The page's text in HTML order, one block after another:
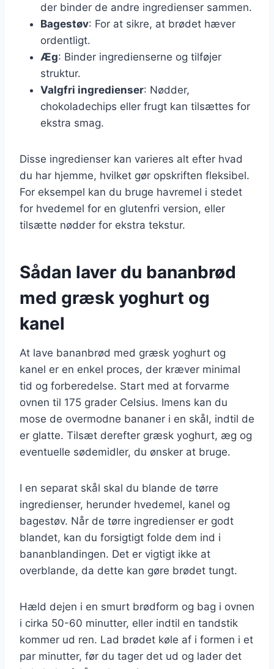
der binder de andre ingredienser sammen.
Bagestøv: For at sikre, at brødet hæver
ordentligt.
Æg: Binder ingredienserne og tilføjer
struktur.
Valgfri ingredienser: Nødder,
chokoladechips eller frugt kan tilsættes for
ekstra smag.
Disse ingredienser kan varieres alt efter hvad
du har hjemme, hvilket gør opskriften fleksibel.
For eksempel kan du bruge havremel i stedet
for hvedemel for en glutenfri version, eller
tilsætte nødder for ekstra tekstur.
Sådan laver du bananbrød
med græsk yoghurt og
kanel
At lave bananbrød med græsk yoghurt og
kanel er en enkel proces, der kræver minimal
tid og forberedelse. Start med at forvarme
ovnen til 175 grader Celsius. Imens kan du
mose de overmodne bananer i en skål, indtil de
er glatte. Tilsæt derefter græsk yoghurt, æg og
eventuelle sødemidler, du ønsker at bruge.
I en separat skål skal du blande de tørre
ingredienser, herunder hvedemel, kanel og
bagestøv. Når de tørre ingredienser er godt
blandet, kan du forsigtigt folde dem ind i
bananblandingen. Det er vigtigt ikke at
overblande, da dette kan gøre brødet tungt.
Hæld dejen i en smurt brødform og bag i ovnen
i cirka 50-60 minutter, eller indtil en tandstik
kommer ud ren. Lad brødet køle af i formen i et
par minutter, før du tager det ud og lader det